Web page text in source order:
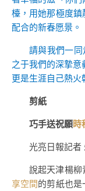
檯，用她那極度
配合的新春愿景。
請與我們一同
之于我們的深摯
更是生涯自己熱火
剪紙
巧手送祝願時
光亮日報記者
說起天津楊柳
享空間的剪紙也